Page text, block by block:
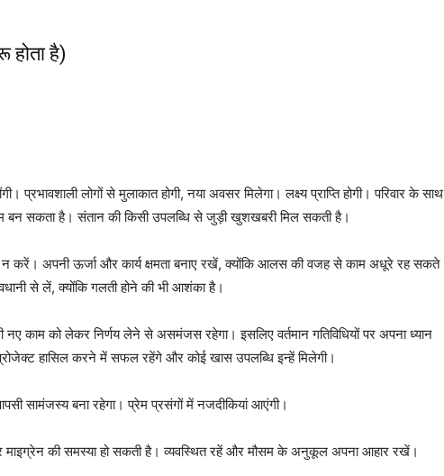
होता है)
प्रभावशाली लोगों से मुलाकात होगी, नया अवसर मिलेगा। लक्ष्य प्राप्ति होगी। परिवार के साथ
बन सकता है। संतान की किसी उपलब्धि से जुड़ी खुशखबरी मिल सकती है।
न करें। अपनी ऊर्जा और कार्य क्षमता बनाए रखें, क्योंकि आलस की वजह से काम अधूरे रह सकते
से लें, क्योंकि गलती होने की भी आशंका है।
नए काम को लेकर निर्णय लेने से असमंजस रहेगा। इसलिए वर्तमान गतिविधियों पर अपना ध्यान
हासिल करने में सफल रहेंगे और कोई खास उपलब्धि इन्हें मिलेगी।
सामंजस्य बना रहेगा। प्रेम प्रसंगों में नजदीकियां आएंगी।
माइग्रेन की समस्या हो सकती है। व्यवस्थित रहें और मौसम के अनुकूल अपना आहार रखें।